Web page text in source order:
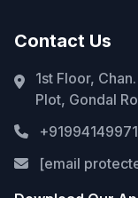
Contact Us
1st Floor,
Plot, Gondal
[email